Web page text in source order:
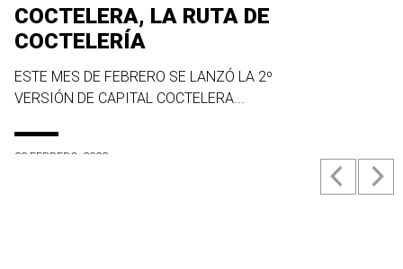
COCTELERA, LA RUTA DE
COCTELERÍA
ESTE MES DE FEBRERO SE LANZÓ LA 2º
VERSIÓN DE CAPITAL COCTELERA...
23 FEBRERO, 2022